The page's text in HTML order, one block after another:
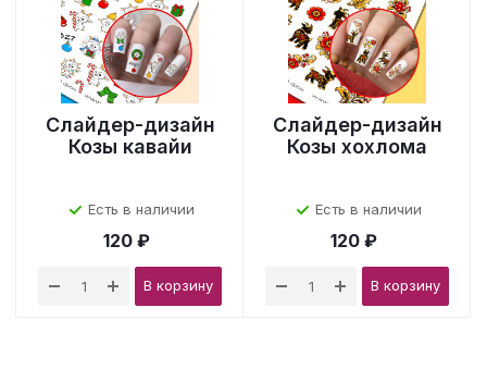
Слайдер-дизайн
Козы кавайи
Есть в наличии
120 ₽
В корзину
Слайдер-дизайн
Козы хохлома
Есть в наличии
120 ₽
В корзину